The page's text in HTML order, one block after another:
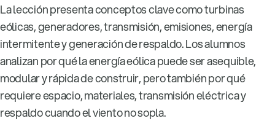
La lección presenta conceptos clave como turbinas
eólicas, generadores, transmisión, emisiones, energía
intermitente y generación de respaldo. Los alumnos
analizan por qué la energía eólica puede ser asequible,
modular y rápida de construir, pero también por qué
requiere espacio, materiales, transmisión eléctrica y
respaldo cuando el viento no sopla.